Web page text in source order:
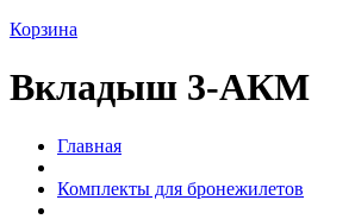
Корзина
Вкладыш 3-АКМ
Главная
Комплекты для бронежилетов